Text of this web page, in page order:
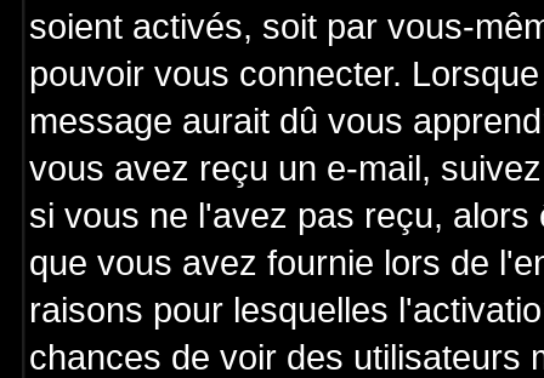
soient activés, soit par vous-
pouvoir vous connecter.
message aurait dû vous
vous avez reçu un e-mail,
si vous ne l'avez pas reçu,
que vous avez fournie lors de
raisons pour lesquelles
chances de voir des utilisateurs